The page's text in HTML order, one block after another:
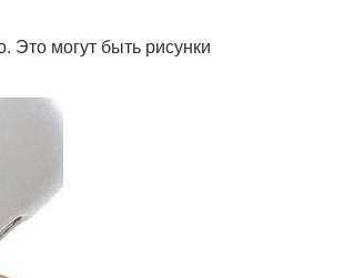
Это могут быть рисунки